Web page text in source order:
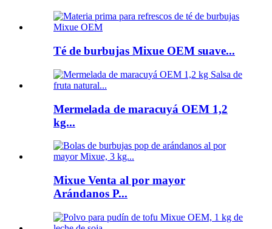
Té de burbujas Mixue OEM suave...
Mermelada de maracuyá OEM 1,2
kg...
Mixue Venta al por mayor
Arándanos P...